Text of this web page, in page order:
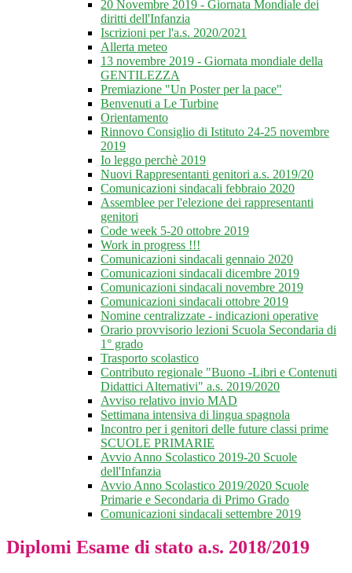
20 Novembre 2019 - Giornata Mondiale dei
diritti dell'Infanzia
Iscrizioni per l'a.s. 2020/2021
Allerta meteo
13 novembre 2019 - Giornata mondiale della
GENTILEZZA
Premiazione "Un Poster per la pace"
Benvenuti a Le Turbine
Orientamento
Rinnovo Consiglio di Istituto 24-25 novembre
2019
Io leggo perchè 2019
Nuovi Rappresentanti genitori a.s. 2019/20
Comunicazioni sindacali febbraio 2020
Assemblee per l'elezione dei rappresentanti
genitori
Code week 5-20 ottobre 2019
Work in progress !!!
Comunicazioni sindacali gennaio 2020
Comunicazioni sindacali dicembre 2019
Comunicazioni sindacali novembre 2019
Comunicazioni sindacali ottobre 2019
Nomine centralizzate - indicazioni operative
Orario provvisorio lezioni Scuola Secondaria di
1° grado
Trasporto scolastico
Contributo regionale "Buono -Libri e Contenuti
Didattici Alternativi" a.s. 2019/2020
Avviso relativo invio MAD
Settimana intensiva di lingua spagnola
Incontro per i genitori delle future classi prime
SCUOLE PRIMARIE
Avvio Anno Scolastico 2019-20 Scuole
dell'Infanzia
Avvio Anno Scolastico 2019/2020 Scuole
Primarie e Secondaria di Primo Grado
Comunicazioni sindacali settembre 2019
Diplomi Esame di stato a.s. 2018/2019